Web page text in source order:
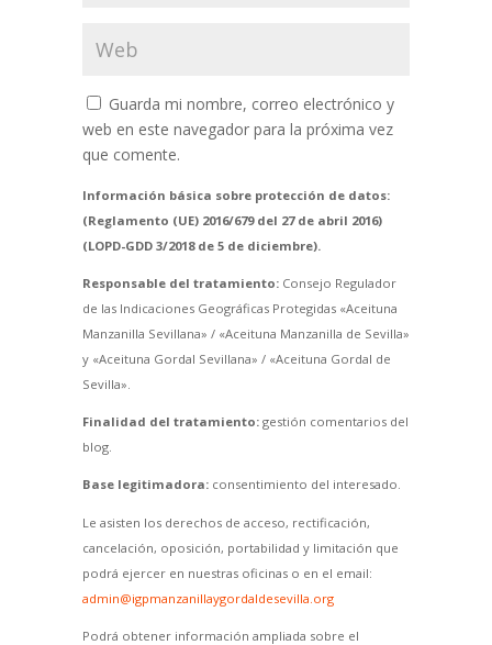
Guarda mi nombre, correo electrónico y
web en este navegador para la próxima vez
que comente.
Información básica sobre protección de datos:
(Reglamento (UE) 2016/679 del 27 de abril 2016)
(LOPD-GDD 3/2018 de 5 de diciembre).
Responsable del tratamiento:Consejo Regulador
de las Indicaciones Geográficas Protegidas «Aceituna
Manzanilla Sevillana» / «Aceituna Manzanilla de Sevilla»
y «Aceituna Gordal Sevillana» / «Aceituna Gordal de
Sevilla».
Finalidad del tratamiento:gestión comentarios del
blog.
Base legitimadora:consentimiento del interesado.
Le asisten los derechos de acceso, rectificación,
cancelación, oposición, portabilidad y limitación que
podrá ejercer en nuestras oficinas o en el email:
admin@igpmanzanillaygordaldesevilla.org
Podrá obtener información ampliada sobre el